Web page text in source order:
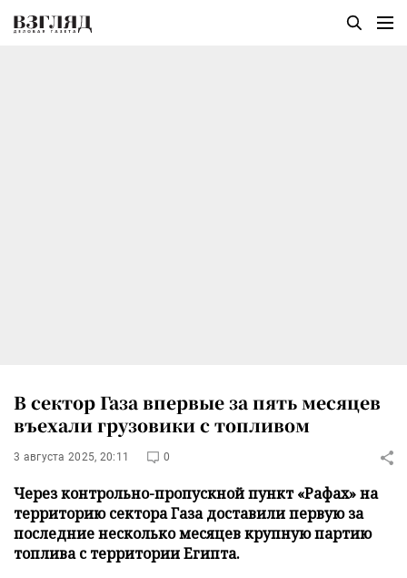
В сектор Газа впервые за пять месяцев
въехали грузовики с топливом
3 августа 2025, 20:11 0
Через контрольно-пропускной пункт «Рафах» на
территорию сектора Газа доставили первую за
последние несколько месяцев крупную партию
топлива с территории Египта.